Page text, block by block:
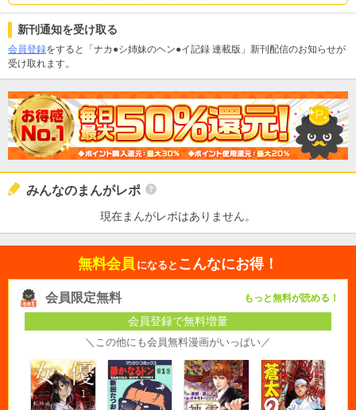
新刊通知を受け取る
会員登録をすると「ナカ●シ姉妹のヘン●イ記録 連載版」新刊配信のお知らせが
受け取れます。
みんなのまんがレポ
現在まんがレポはありません。
無料会員 になると こんなにお得！
会員限定無料 もっと無料が読める！
会員登録で無料増量
＼この他にも会員無料漫画がいっぱい／